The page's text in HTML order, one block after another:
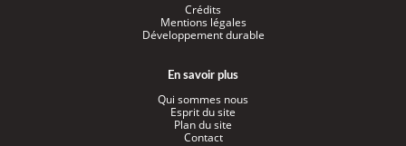
Crédits
Mentions légales
Développement durable
En savoir plus
Qui sommes nous
Esprit du site
Plan du site
Contact